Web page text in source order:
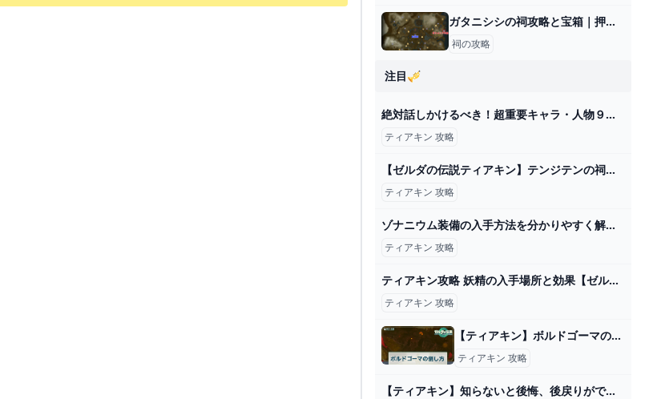
ガタニシシの祠攻略と宝箱｜押して戻して
祠の攻略
注目🎺
絶対話しかけるべき！超重要キャラ・人物９選【ゼルダの伝説ティアーズオブザキングダム】 - YouTube
ティアキン 攻略
【ゼルダの伝説ティアキン】テンジテンの祠 攻略【ゼルダの伝説ティアーズオブザキングダム】 - YouTube
ティアキン 攻略
ゾナニウム装備の入手方法を分かりやすく解説！【ティアキン】(フルテロップ) - YouTube
ティアキン 攻略
ティアキン攻略 妖精の入手場所と効果【ゼルダの伝説 ティアーズオブザキングダム】
ティアキン 攻略
【ティアキン】ボルドゴーマの場所と倒し方【ゼルダの伝説ティアーズオブザキングダム】 - 神ゲー攻略
ティアキン 攻略
【ティアキン】知らないと後悔、後戻りができない要素10選【ゼルダの伝説ティアーズオブザキングダム】 - YouTube